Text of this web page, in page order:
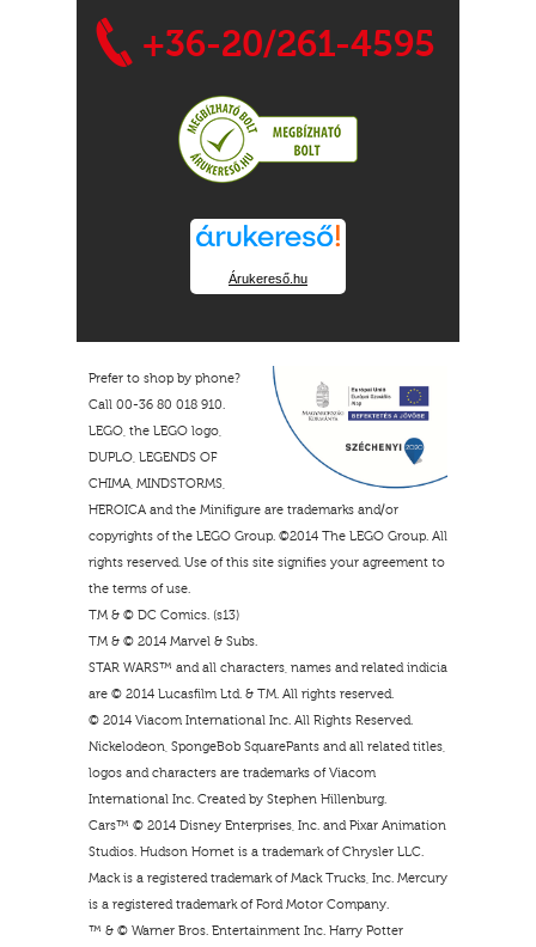
+36-20/261-4595
Árukereső.hu
Prefer to shop by phone?
Call 00-36 80 018 910.
LEGO, the LEGO logo,
DUPLO, LEGENDS OF
CHIMA, MINDSTORMS,
HEROICA and the Minifigure are trademarks and/or
copyrights of the LEGO Group. ©2014 The LEGO Group. All
rights reserved. Use of this site signifies your agreement to
the terms of use.
TM & © DC Comics. (s13)
TM & © 2014 Marvel & Subs.
STAR WARS™ and all characters, names and related indicia
are © 2014 Lucasfilm Ltd. & TM. All rights reserved.
© 2014 Viacom International Inc. All Rights Reserved.
Nickelodeon, SpongeBob SquarePants and all related titles,
logos and characters are trademarks of Viacom
International Inc. Created by Stephen Hillenburg.
Cars™ © 2014 Disney Enterprises, Inc. and Pixar Animation
Studios. Hudson Hornet is a trademark of Chrysler LLC.
Mack is a registered trademark of Mack Trucks, Inc. Mercury
is a registered trademark of Ford Motor Company.
™ & © Warner Bros. Entertainment Inc. Harry Potter